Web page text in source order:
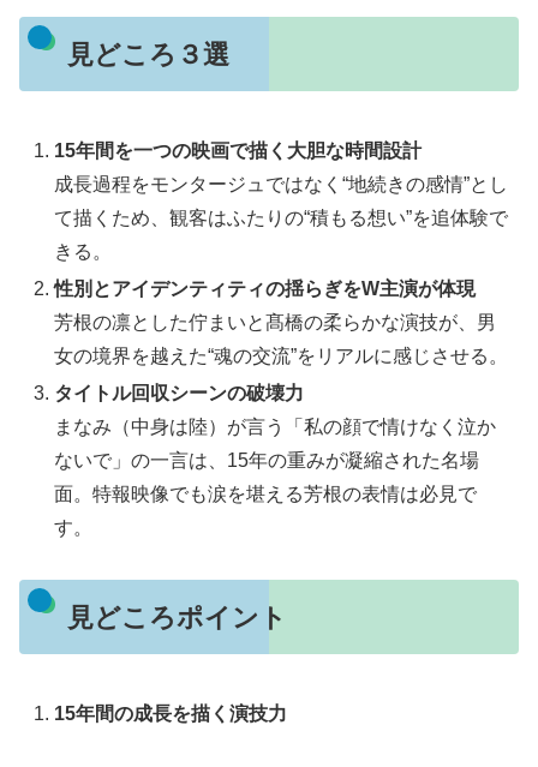
見どころ３選
15年間を一つの映画で描く大胆な時間設計
成長過程をモンタージュではなく“地続きの感情”とし
て描くため、観客はふたりの“積もる想い”を追体験で
きる。
性別とアイデンティティの揺らぎをW主演が体現
芳根の凛とした佇まいと髙橋の柔らかな演技が、男
女の境界を越えた“魂の交流”をリアルに感じさせる。
タイトル回収シーンの破壊力
まなみ（中身は陸）が言う「私の顔で情けなく泣か
ないで」の一言は、15年の重みが凝縮された名場
面。特報映像でも涙を堪える芳根の表情は必見で
す。
見どころポイント
15年間の成長を描く演技力